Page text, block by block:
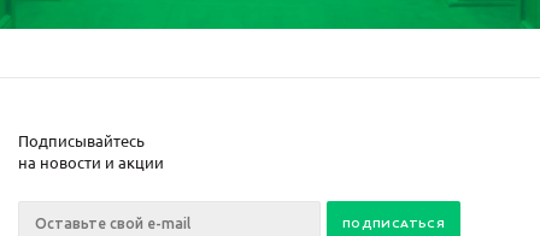
Подписывайтесь
на новости и акции